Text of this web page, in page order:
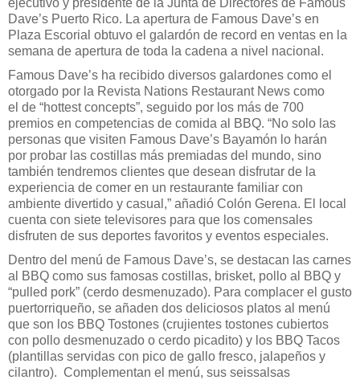
Dave’s Puerto Rico. La apertura de Famous Dave’s en
Plaza Escorial obtuvo el galardón de record en ventas en la
semana de apertura de toda la cadena a nivel nacional.
Famous Dave’s ha recibido diversos galardones como el
otorgado por la Revista Nations Restaurant News como
el de “hottest concepts”, seguido por los más de 700
premios en competencias de comida al BBQ. “No solo las
personas que visiten Famous Dave’s Bayamón lo harán
por probar las costillas más premiadas del mundo, sino
también tendremos clientes que desean disfrutar de la
experiencia de comer en un restaurante familiar con
ambiente divertido y casual,” añadió Colón Gerena. E l local
cuenta con siete televisores para que los comensales
disfruten de sus deportes favoritos y eventos especiales.
Dentro del menú de Famous Dave’s, se destacan las carnes
al BBQ como sus famosas costillas, brisket, pollo al BBQ y
“pulled pork” (cerdo desmenuzado). Para complacer el gusto
puertorriqueño, se añaden dos deliciosos platos al menú
que son los BBQ Tostones (crujientes tostones cubiertos
con pollo desmenuzado o cerdo picadito) y los BBQ Tacos
(plantillas servidas con pico de gallo fresco, jalapeños y
cilantro). Complementan el menú, sus seissalsas